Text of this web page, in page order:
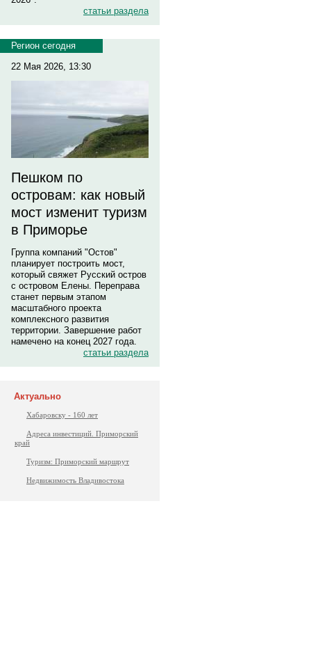
статьи раздела
Регион сегодня
22 Мая 2026, 13:30
Пешком по
островам: как новый
мост изменит туризм
в Приморье
Группа компаний "Остов"
планирует построить мост,
который свяжет Русский остров
с островом Елены. Переправа
станет первым этапом
масштабного проекта
комплексного развития
территории. Завершение работ
намечено на конец 2027 года.
статьи раздела
Актуально
Хабаровску - 160 лет
Адреса инвестиций. Приморский
край
Туризм: Приморский маршрут
Недвижимость Владивостока